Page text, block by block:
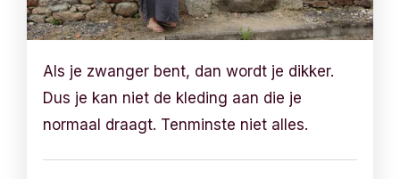
Als je zwanger bent, dan wordt je dikker.
Dus je kan niet de kleding aan die je
normaal draagt. Tenminste niet alles.